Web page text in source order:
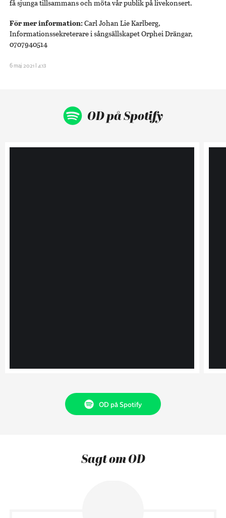
få sjunga tillsammans och möta vår publik på livekonsert.
För mer information:Carl Johan Lie Karlberg,
Informationssekreterare i sångsällskapet Orphei Drängar,
0707940514
6 maj 2021 | 4:13
OD på Spotify
OD på Spotify
Sagt om OD